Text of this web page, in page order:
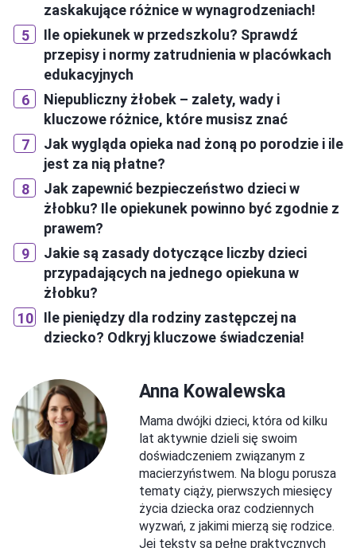
zaskakujące różnice w wynagrodzeniach!
Ile opiekunek w przedszkolu? Sprawdź
przepisy i normy zatrudnienia w placówkach
edukacyjnych
Niepubliczny żłobek – zalety, wady i
kluczowe różnice, które musisz znać
Jak wygląda opieka nad żoną po porodzie i ile
jest za nią płatne?
Jak zapewnić bezpieczeństwo dzieci w
żłobku? Ile opiekunek powinno być zgodnie z
prawem?
Jakie są zasady dotyczące liczby dzieci
przypadających na jednego opiekuna w
żłobku?
Ile pieniędzy dla rodziny zastępczej na
dziecko? Odkryj kluczowe świadczenia!
Anna Kowalewska
Mama dwójki dzieci, która od kilku
lat aktywnie dzieli się swoim
doświadczeniem związanym z
macierzyństwem. Na blogu porusza
tematy ciąży, pierwszych miesięcy
życia dziecka oraz codziennych
wyzwań, z jakimi mierzą się rodzice.
Jej teksty są pełne praktycznych